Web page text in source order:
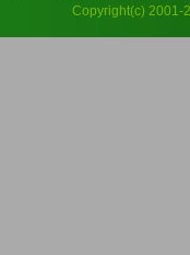
Copyright(c) 2001-